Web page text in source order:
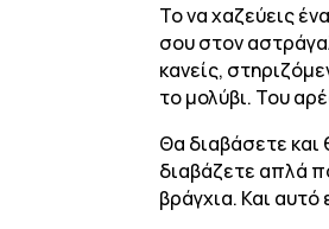
Το να χαζεύεις
σου στον
κανείς,
το μολύβι. Του
Θα διαβάσετε και
διαβάζετε απλά
βράγχια. Και